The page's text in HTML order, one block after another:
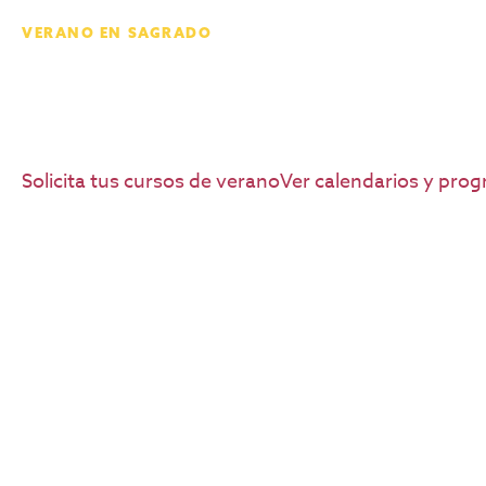
VERANO EN SAGRADO
Solicita tus cursos de veranoVer calendarios y